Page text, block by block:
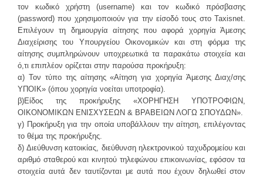
τον κωδικό χρήστη (username) και τον κωδικό πρόσβασης
(password) που χρησιμοποιούν για την είσοδό τους στο Taxisnet.
Επιλέγουν τη δημιουργία αίτησης που αφορά χορηγία Άμεσης
Διαχείρισης του Υπουργείου Οικονομικών και στη φόρμα της
αίτησης συμπληρώνουν υποχρεωτικά τα παρακάτω στοιχεία και
ό,τι επιπλέον ορίζεται στην παρούσα προκήρυξη:
α) Τον τύπο της αίτησης «Αίτηση για χορηγία Άμεσης Διαχ/σης
ΥΠΟΙΚ» (όπου χορηγία νοείται υποτροφία).
β)Είδος της προκήρυξης «ΧΟΡΗΓΗΣΗ ΥΠΟΤΡΟΦΙΩΝ,
ΟΙΚΟΝΟΜΙΚΩΝ ΕΝΙΣΧΥΣΕΩΝ & ΒΡΑΒΕΙΩΝ ΛΟΓΩ ΣΠΟΥΔΩΝ».
γ) Προκήρυξη για την οποία υποβάλλουν την αίτηση, επιλέγοντας
το θέμα της προκήρυξης.
δ) Διεύθυνση κατοικίας, διεύθυνση ηλεκτρονικού ταχυδρομείου και
αριθμό σταθερού και κινητού τηλεφώνου επικοινωνίας, εφόσον τα
στοιχεία αυτά δεν ταυτίζονται με αυτά που έχουν δηλωθεί στον